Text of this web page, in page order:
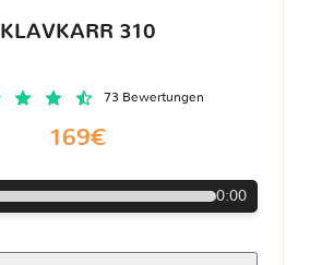
KLAVKARR 310
73 Bewertungen
169€
0:00